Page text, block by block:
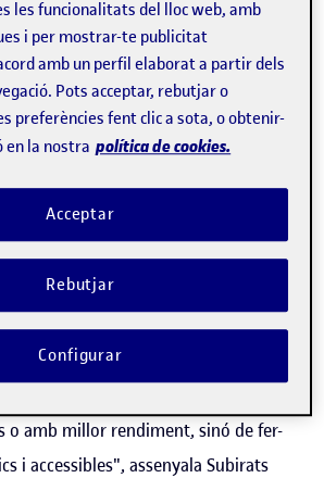
Lettersi a l′International Journal
des del punt
a l'abast de
i reforça la
les dades”
ha de passar a ser
o amb millor rendiment, sinó de fer-
i accessibles", assenyala Subirats
les funcionalitats del lloc web, amb
i per mostrar-te publicitat
amb un perfil elaborat a partir dels
Pots acceptar, rebutjar o
preferències fent clic a sota, o obtenir-
en la nostra política de cookies.
Rebutjar
Acceptar
Configurar